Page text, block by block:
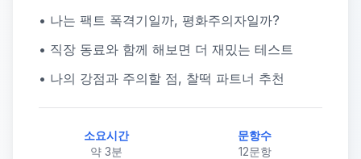
• 나는 팩트 폭격기일까, 평화주의자일까?
• 직장 동료와 함께 해보면 더 재밌는 테스트
• 나의 강점과 주의할 점, 찰떡 파트너 추천
소요시간
약 3분
문항수
12문항